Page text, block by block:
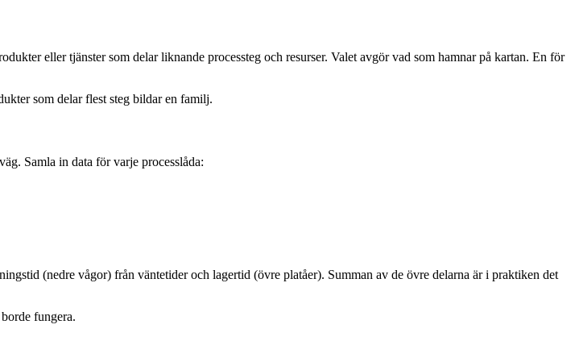
eller tjänster som delar liknande processteg och resurser. Valet avgör vad som hamnar på kartan. En för
som delar flest steg bildar en familj.
Samla in data för varje processlåda:
(nedre vågor) från väntetider och lagertid (övre platåer). Summan av de övre delarna är i praktiken det
fungera.